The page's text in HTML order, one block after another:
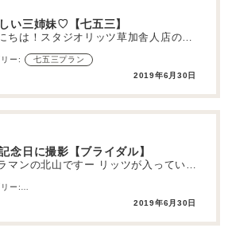
い三姉妹♡【七五三】
ー:
七五三プラン
2019年6月30日
念日に撮影【ブライダル】
2019年6月30日